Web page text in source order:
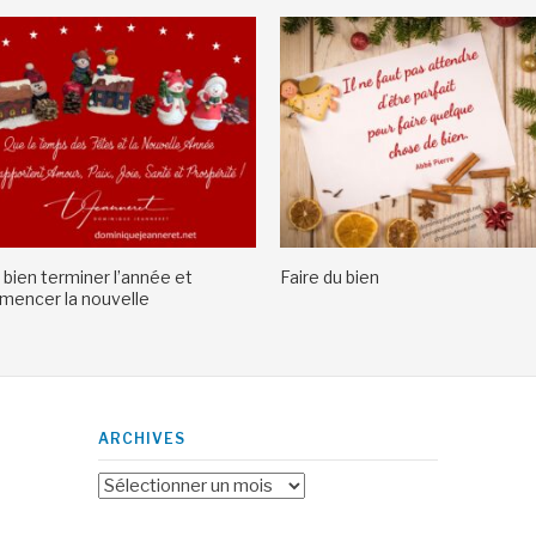
bien terminer l’année et
la nouvelle
Faire du bien
ARCHIVES
Archives